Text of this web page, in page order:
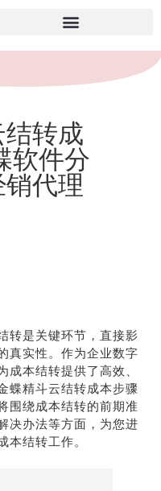
转成
软件分
代理
转是关键环节，直接影
真实性。作为企业数字
本结转提供了高效、
蝶精斗云结转成本步骤
围绕成本结转的前期准
决办法等方面，为您进
本结转工作。